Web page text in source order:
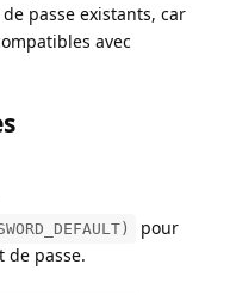
passe existants, car
avec
pour
de passe.